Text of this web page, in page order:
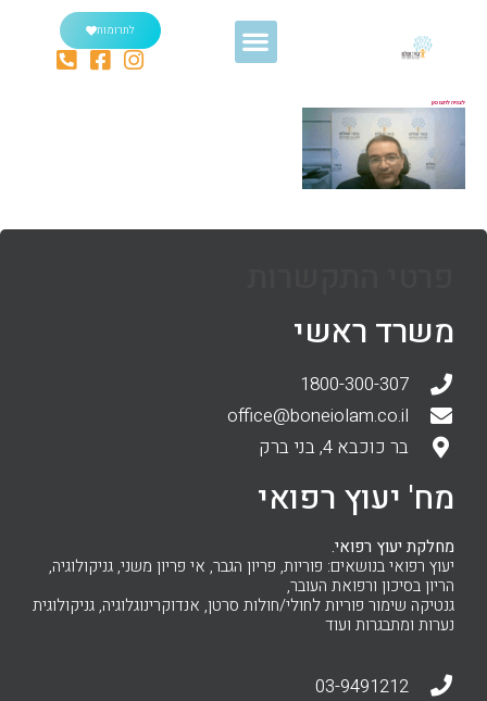
לתרומות
לצפיה לחצו כאן
משרד ראשי
1800-300-307
office@boneiolam.co.il
בר כוכבא 4, בני ברק
מח' יעוץ רפואי
מחלקת יעוץ רפואי.
יעוץ רפואי בנושאים: פוריות, פריון הגבר, אי פריון משני, גניקולוגיה,
הריון בסיכון ורפואת העובר,
גנטיקה שימור פוריות לחולי/חולות סרטן, אנדוקרינוגלוגיה, גניקולוגית
נערות ומתבגרות ועוד
03-9491212